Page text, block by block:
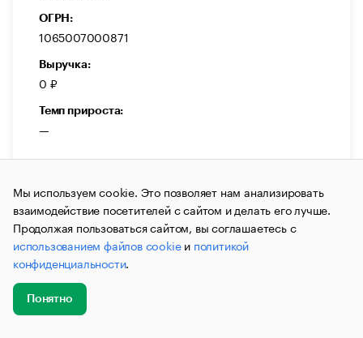
ОГРН:
1065007000871
Выручка:
0 ₽
Темп прироста:
—
ЛИКВИДИРОВАНА
ООО «УЮТ В ЮБИЛЕЙНОМ»
ОБЩЕСТВО С ОГРАНИЧЕННОЙ
ОТВЕТСТВЕННОСТЬЮ «УЮТ В ЮБИЛЕЙНОМ»
Мы используем cookie. Это позволяет нам анализировать
взаимодействие посетителей с сайтом и делать его лучше.
Продолжая пользоваться сайтом, вы соглашаетесь с
использованием файлов cookieи политикой
конфиденциальности.
Понятно